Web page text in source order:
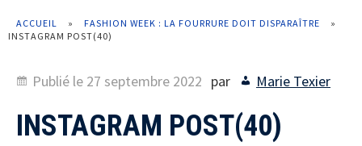
ACCUEIL » FASHION WEEK : LA FOURRURE DOIT DISPARAÎTRE
»
INSTAGRAM POST(40)
Publié le 27 septembre 2022 par Marie Texier
INSTAGRAM POST(40)